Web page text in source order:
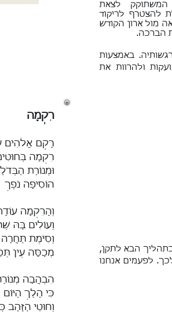
רִקְמָה
רָקַם אֱלֹהִים
רִקְמָה
וּמְנוֹרַת
הוֹסִיפָה נֹפֶךְ
וְהָרִקְמָה
וְעוֹלִים בָּהּ
וְסִיֹּמֶת
מְכַסָּה עֵין
הִבְהֲבָה
כִּי הָלַךְ הַיּוֹם
וְחוּטֵי הַזָּהָב
המשתוקק לצאת
להצטרף לריקוד
מול ארון הקודש
הברכה.
באמצעות
ולהרוות את
הבא לתקן,
לפעמים אנחנו